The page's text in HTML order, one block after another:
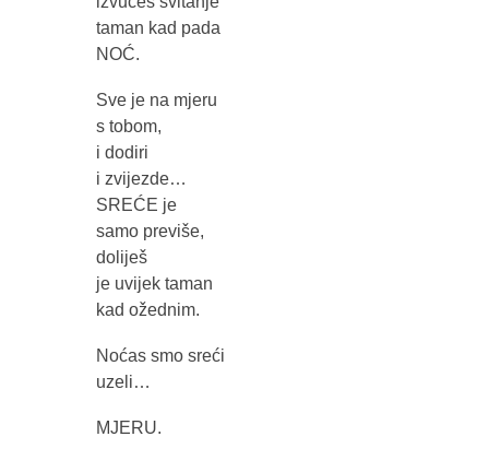
taman kad pada
NOĆ.
Sve je na mjeru
s tobom,
i dodiri
i zvijezde…
SREĆE je
samo previše,
doliješ
je uvijek taman
kad ožednim.
Noćas smo sreći
uzeli…
MJERU.